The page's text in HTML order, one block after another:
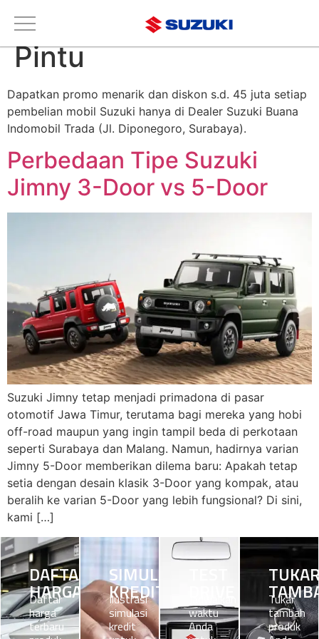
Tag:
Suzuki Jimny 3
Pintu
Dapatkan promo menarik dan diskon s.d. 45 juta setiap
pembelian mobil Suzuki hanya di Dealer Suzuki Buana
Indomobil Trada (Jl. Diponegoro, Surabaya).
Perbedaan Tipe Suzuki
Jimny 3-Door vs 5-Door
Suzuki Jimny tetap menjadi primadona di pasar
otomotif Jawa Timur, terutama bagi mereka yang hobi
off-road maupun yang ingin tampil beda di perkotaan
seperti Surabaya dan Malang. Namun, hadirnya varian
Jimny 5-Door memberikan dilema baru: Apakah tetap
setia dengan desain klasik 3-Door yang kompak, atau
beralih ke varian 5-Door yang lebih fungsional? Di sini,
kami […]
DAFTAR
HARGA
Daftar
harga
terbaru
SIMULASI
KREDIT
Ilustrasi
simulasi
kredit
waktu
Anda
Tukar
tambah
produk